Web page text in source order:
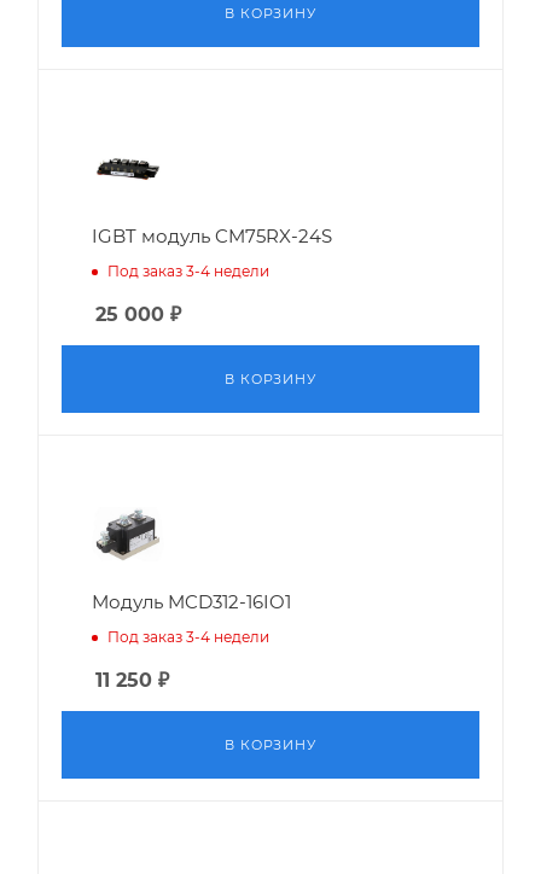
В КОРЗИНУ
IGBT модуль CM75RX-24S
Под заказ 3-4 недели
25 000 ₽
В КОРЗИНУ
Модуль MCD312-16IO1
Под заказ 3-4 недели
11 250 ₽
В КОРЗИНУ